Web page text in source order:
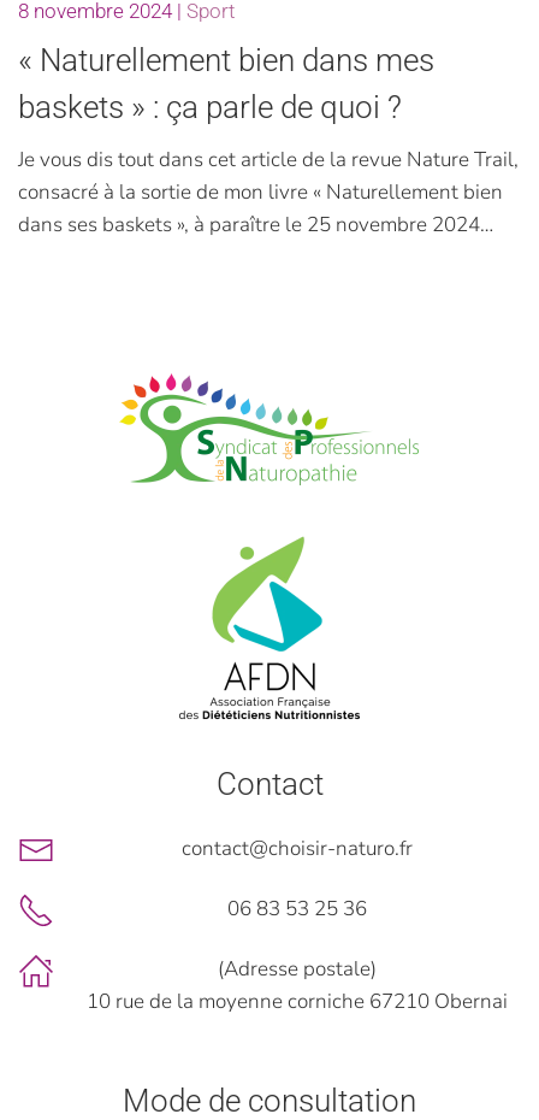
8 novembre 2024| Sport
« Naturellement bien dans mes
baskets » : ça parle de quoi ?
Je vous dis tout dans cet article de la revue Nature Trail,
consacré à la sortie de mon livre « Naturellement bien
dans ses baskets », à paraître le 25 novembre 2024…
Contact
contact@choisir-naturo.fr
06 83 53 25 36
(Adresse postale)
10 rue de la moyenne corniche 67210 Obernai
Mode de consultation